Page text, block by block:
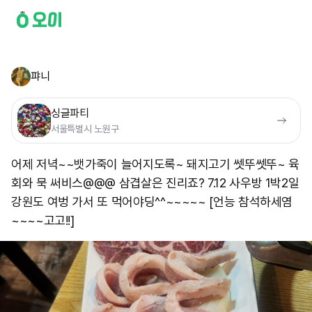
퍄니
싱글파티
서울특별시 노원구
어제 저녁~~뱃가죽이 늘어지도록~ 돼지고기 쎗뚜쎗뚜~ 육
회와 묵 써비스@@@ 삼겹살은 진리죠? 7.12 사우방 1박2일
강원도 여벙 가서 또 먹어야딩^^~~~~~ [언능 참석하세염
~~~~고고!!]